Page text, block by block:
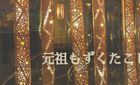
元祖もずくたこ